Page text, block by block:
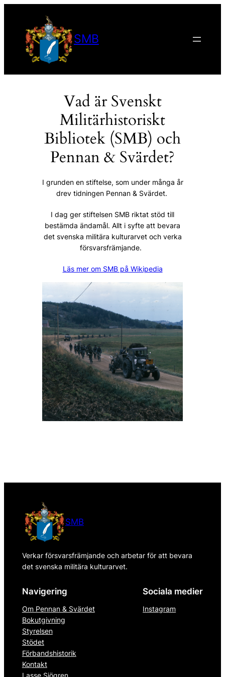
content
SMB
Vad är Svenskt
Militärhistoriskt
Bibliotek (SMB) och
Pennan & Svärdet?
I grunden en stiftelse, som under många år
drev tidningen Pennan & Svärdet.
I dag ger stiftelsen SMB riktat stöd till
bestämda ändamål. Allt i syfte att bevara
det svenska militära kulturarvet och verka
försvarsfrämjande.
Läs mer om SMB på Wikipedia
SMB
Verkar försvarsfrämjande och arbetar för att bevara
det svenska militära kulturarvet.
Navigering
Om Pennan & Svärdet
Bokutgivning
Styrelsen
Stödet
Förbandshistorik
Kontakt
Lasse Sjögren
Sociala medier
Instagram